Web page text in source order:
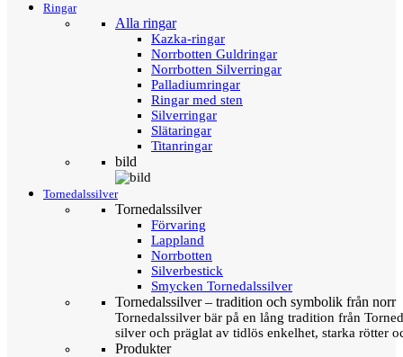
Ringar
Alla ringar
Kazka-ringar
Norrbotten Guldringar
Norrbotten Silverringar
Palladiumringar
Ringar med sten
Silverringar
Slätaringar
Titanringar
bild
Tornedalssilver
Tornedalssilver
Förvaring
Lappland
Norrbotten
Silverbestick
Smycken Tornedalssilver
Tornedalssilver – tradition och symbolik från norr
Tornedalssilver bär på en lång tradition från
silver och präglat av tidlös enkelhet, starka rötter
Produkter